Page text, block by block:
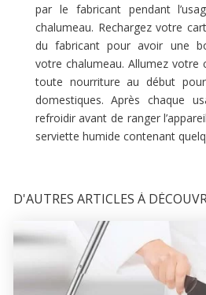
par le fabricant pendant
chalumeau. Rechargez votre
du fabricant pour avoir une
votre chalumeau. Allumez votre
toute nourriture au début
domestiques. Après chaque
refroidir avant de ranger
serviette humide contenant
D'AUTRES ARTICLES À